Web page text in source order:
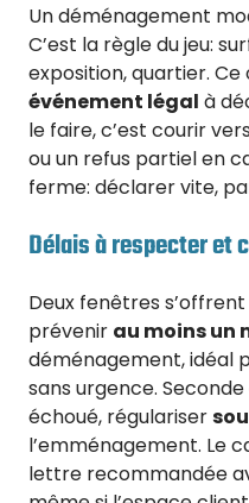
Un déménagement
C’est la règle du jeu:
exposition, quartier.
événement légal à
le faire, c’est courir
ou un refus partiel en
ferme: déclarer vite,
Délais à respecter et
Deux fenêtres
prévenir au moins un
déménagement, idéal
sans urgence.
échoué, régulariser
l’emménagement. Le
lettre recommandée